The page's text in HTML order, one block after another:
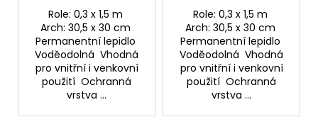
Role: 0,3 x 1,5 m
Arch: 30,5 x 30 cm
Permanentní lepidlo
Voděodolná Vhodná
pro vnitřní i venkovní
použití Ochranná
vrstva ...
Role: 0,3 x 1,5 m
Arch: 30,5 x 30 cm
Permanentní lepidlo
Voděodolná Vhodná
pro vnitřní i venkovní
použití Ochranná
vrstva ...